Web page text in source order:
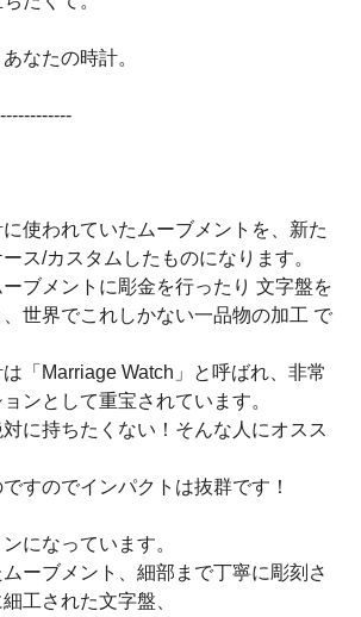
なたの時計。
使われていたムーブメントを、新た
ス/カスタムしたものになります。
ブメントに彫金を行ったり 文字盤を
世界でこれしかない一品物の加工 で
「Marriage Watch」と呼ばれ、非常
ンとして重宝されています。
に持ちたくない！そんな人にオスス
すのでインパクトは抜群です！
になっています。
ーブメント、細部まで丁寧に彫刻さ
工された文字盤、